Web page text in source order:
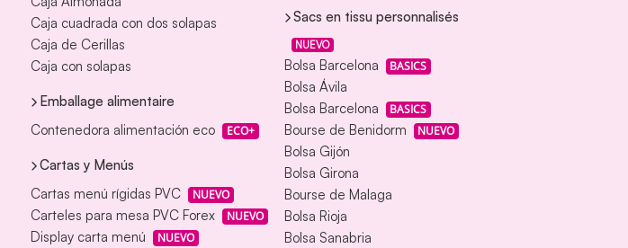
Caja cuadrada con dos solapas
Caja de Cerillas
Caja con solapas
Emballage alimentaire
Contenedora alimentación eco
ECO+
Cartas y Menús
Cartas menú rígidas PVC
NUEVO
Carteles para mesa PVC Forex NUEVO
Display carta menú NUEVO
Sacs en tissu personnalisés
NUEVO
Bolsa Barcelona BASICS
Bolsa Ávila
Bolsa Barcelona
BASICS
Bourse de Benidorm NUEVO
Bolsa Gijón
Bolsa Girona
Bourse de Malaga
Bolsa Rioja
Bolsa Sanabria